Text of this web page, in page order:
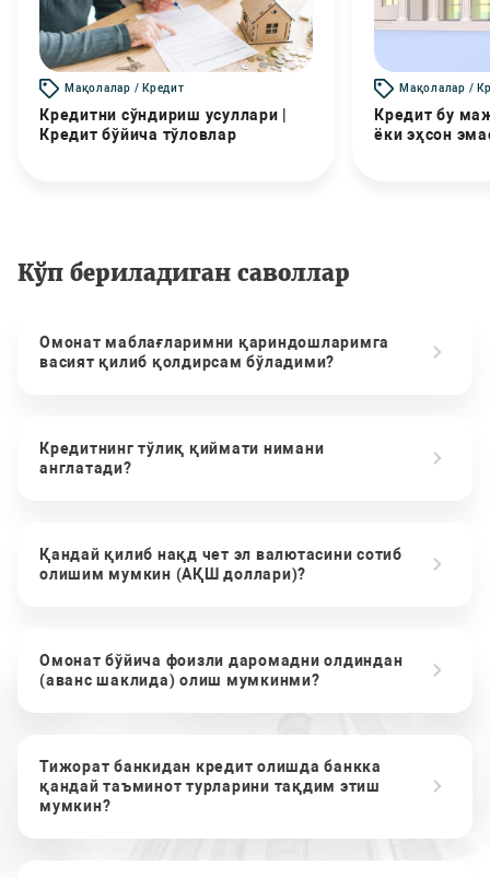
Мақолалар / Кредит
Кредитни сўндириш усуллари |
Кредит бўйича тўловлар
Мақолалар /
Кредит бу
ёки эҳсон
Кўп бериладиган саволлар
Омонат маблағларимни қариндошларимга
васият қилиб қолдирсам бўладими?
Кредитнинг тўлиқ қиймати нимани
англатади?
Қандай қилиб нақд чет эл валютасини сотиб
олишим мумкин (АҚШ доллари)?
Омонат бўйича фоизли даромадни олдиндан
(аванс шаклида) олиш мумкинми?
Тижорат банкидан кредит олишда банкка
қандай таъминот турларини тақдим этиш
мумкин?